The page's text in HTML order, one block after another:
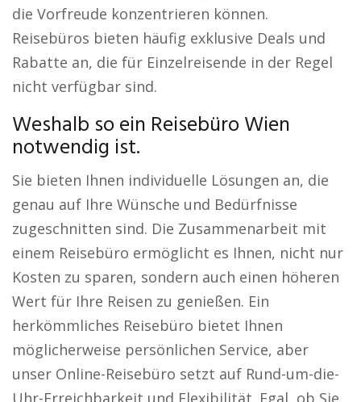
die Vorfreude konzentrieren können.
Reisebüros bieten häufig exklusive Deals und
Rabatte an, die für Einzelreisende in der Regel
nicht verfügbar sind.
Weshalb so ein Reisebüro Wien
notwendig ist.
Sie bieten Ihnen individuelle Lösungen an, die
genau auf Ihre Wünsche und Bedürfnisse
zugeschnitten sind. Die Zusammenarbeit mit
einem Reisebüro ermöglicht es Ihnen, nicht nur
Kosten zu sparen, sondern auch einen höheren
Wert für Ihre Reisen zu genießen. Ein
herkömmliches Reisebüro bietet Ihnen
möglicherweise persönlichen Service, aber
unser Online-Reisebüro setzt auf Rund-um-die-
Uhr-Erreichbarkeit und Flexibilität. Egal, ob Sie